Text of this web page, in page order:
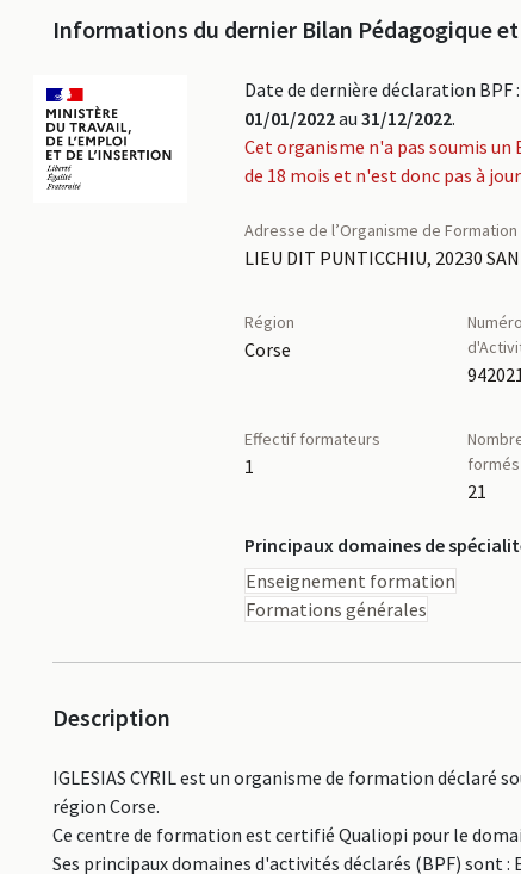
Informations du dernier Bilan Pédagogique
Date de dernière déclaration BPF :
01/01/2022au 31/12/2022.
Cet organisme n'a pas soumis un
de 18 mois et n'est donc pas à
Adresse de l’Organisme de Formation
LIEU DIT PUNTICCHIU, 20230
Région
Corse
Effectif formateurs
1
formés
21
Principaux domaines de
Enseignement formation
Formations générales
Description
IGLESIAS CYRIL est un organisme de formation déclaré
région Corse.
Ce centre de formation est certifié Qualiopi pour le
Ses principaux domaines d'activités déclarés (BPF)